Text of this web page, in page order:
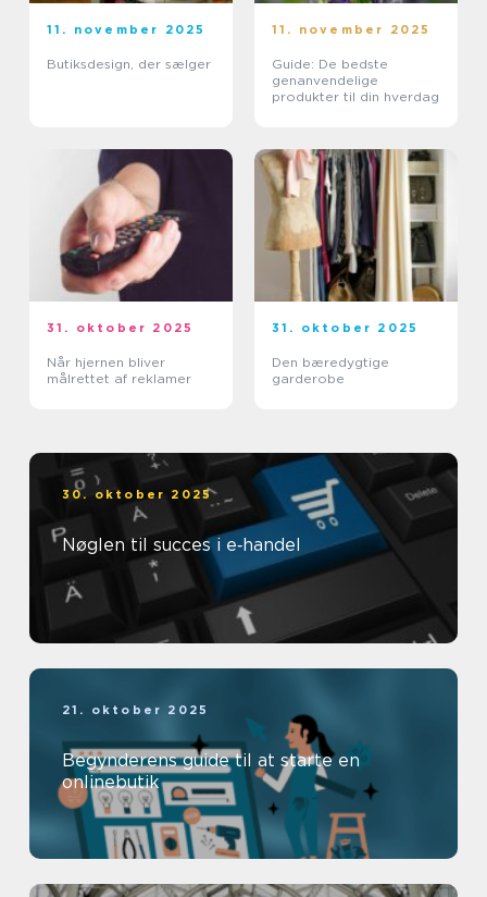
11. november 2025
Butiksdesign, der sælger
11. november 2025
Guide: De bedste
genanvendelige
produkter til din hverdag
31. oktober 2025
Når hjernen bliver
målrettet af reklamer
31. oktober 2025
Den bæredygtige
garderobe
30. oktober 2025
Nøglen til succes i e‑handel
21. oktober 2025
Begynderens guide til at starte en
onlinebutik